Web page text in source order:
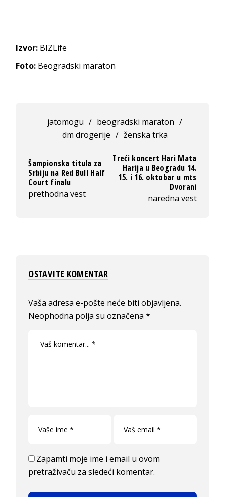
Izvor: BIZLife
Foto: Beogradski maraton
jatomogu / beogradski maraton /
dm drogerije / ženska trka
Šampionska titula za
Srbiju na Red Bull Half
Court finalu
prethodna vest
Treći koncert Hari Mata
Harija u Beogradu 14.
15. i 16. oktobar u mts
Dvorani
naredna vest
OSTAVITE KOMENTAR
Vaša adresa e-pošte neće biti objavljena.
Neophodna polja su označena*
Zapamti moje ime i email u ovom
pretraživaču za sledeći komentar.